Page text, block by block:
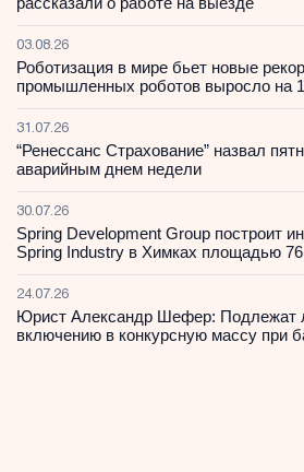
03.08.26
Роботизация в мире бьет новые
промышленных роботов выросло на
31.07.26
“Ренессанс Страхование” назвал
аварийным днем недели
30.07.26
Spring Development Group построит
Spring Industry в Химках площадью
24.07.26
Юрист Александр Шефер: Подлежат
включению в конкурсную массу при